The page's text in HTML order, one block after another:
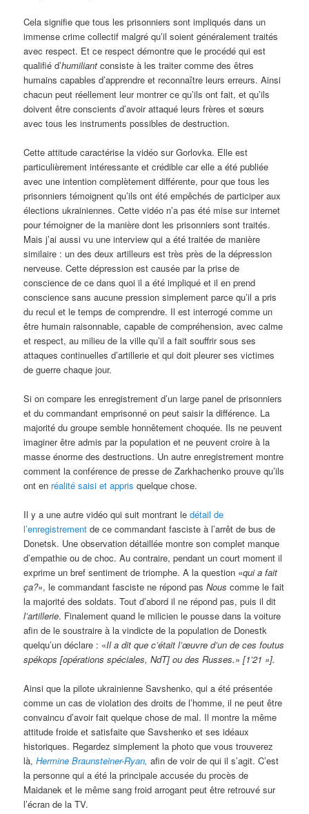
Cela signifie que tous les prisonniers sont impliqués dans un
immense crime collectif malgré qu’il soient généralement traités
avec respect. Et ce respect démontre que le procédé qui est
qualifié d’humiliantconsiste à les traiter comme des êtres
humains capables d’apprendre et reconnaître leurs erreurs. Ainsi
chacun peut réellement leur montrer ce qu’ils ont fait, et qu’ils
doivent être conscients d’avoir attaqué leurs frères et sœurs
avec tous les instruments possibles de destruction.
Cette attitude caractérise la vidéo sur Gorlovka. Elle est
particulièrement intéressante et crédible car elle a été publiée
avec une intention complètement différente, pour que tous les
prisonniers témoignent qu’ils ont été empêchés de participer aux
élections ukrainiennes. Cette vidéo n’a pas été mise sur internet
pour témoigner de la manière dont les prisonniers sont traités.
Mais j’ai aussi vu une interview qui a été traitée de manière
similaire : un des deux artilleurs est très près de la dépression
nerveuse. Cette dépression est causée par la prise de
conscience de ce dans quoi il a été impliqué et il en prend
conscience sans aucune pression simplement parce qu’il a pris
du recul et le temps de comprendre. Il est interrogé comme un
être humain raisonnable, capable de compréhension, avec calme
et respect, au milieu de la ville qu’il a fait souffrir sous ses
attaques continuelles d’artillerie et qui doit pleurer ses victimes
de guerre chaque jour.
Si on compare les enregistrement d’un large panel de prisonniers
et du commandant emprisonné on peut saisir la différence. La
majorité du groupe semble honnêtement choquée. Ils ne peuvent
imaginer être admis par la population et ne peuvent croire à la
masse énorme des destructions. Un autre enregistrement montre
comment la conférence de presse de Zarkhachenko prouve qu’ils
ont en réalité saisi et appris quelque chose.
Il y a une autre vidéo qui suit montrant ledétail de
l’enregistrement de ce commandant fasciste à l’arrêt de bus de
Donetsk. Une observation détaillée montre son complet manque
d’empathie ou de choc. Au contraire, pendant un court moment il
exprime un bref sentiment de triomphe. A la question «qui a fait
ça?», le commandant fasciste ne répond pasNous comme le fait
la majorité des soldats. Tout d’abord il ne répond pas, puis il dit
l’artillerie. Finalement quand le milicien le pousse dans la voiture
afin de le soustraire à la vindicte de la population de Donestk
quelqu’un déclare : «Il a dit que c’était l’œuvre d’un de ces foutus
spékops [opérations spéciales, NdT] ou des Russes.»[1’21 »].
Ainsi que la pilote ukrainienne Savshenko, qui a été présentée
comme un cas de violation des droits de l’homme, il ne peut être
convaincu d’avoir fait quelque chose de mal. Il montre la même
attitude froide et satisfaite que Savshenko et ses idéaux
historiques. Regardez simplement la photo que vous trouverez
là,Hermine Braunsteiner-Ryan, afin de voir de qui il s’agit. C’est
la personne qui a été la principale accusée du procès de
Maidanek et le même sang froid arrogant peut être retrouvé sur
l’écran de la TV.